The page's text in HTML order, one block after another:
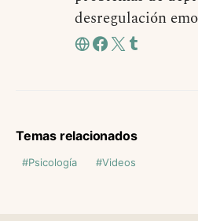
desregulación
Temas relacionados
Psicología Videos